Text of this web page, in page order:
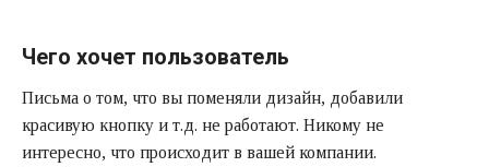
Чего хочет пользователь
Письма о том, что вы поменяли дизайн, добавили
красивую кнопку и т.д. не работают. Никому не
интересно, что происходит в вашей компании.